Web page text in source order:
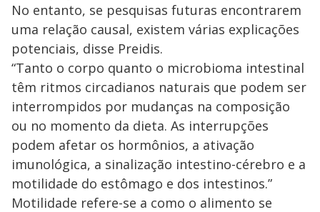
No entanto, se pesquisas futuras encontrarem
uma relação causal, existem várias explicações
potenciais, disse Preidis.
“Tanto o corpo quanto o microbioma intestinal
têm ritmos circadianos naturais que podem ser
interrompidos por mudanças na composição
ou no momento da dieta. As interrupções
podem afetar os hormônios, a ativação
imunológica, a sinalização intestino-cérebro e a
motilidade do estômago e dos intestinos.”
Motilidade refere-se a como o alimento se